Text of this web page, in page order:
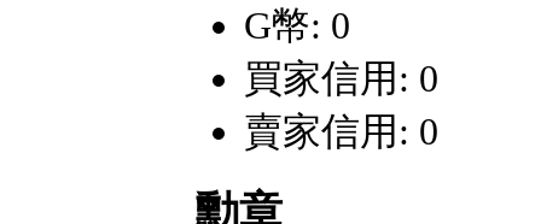
G幣: 0
買家信用: 0
賣家信用: 0
勳章